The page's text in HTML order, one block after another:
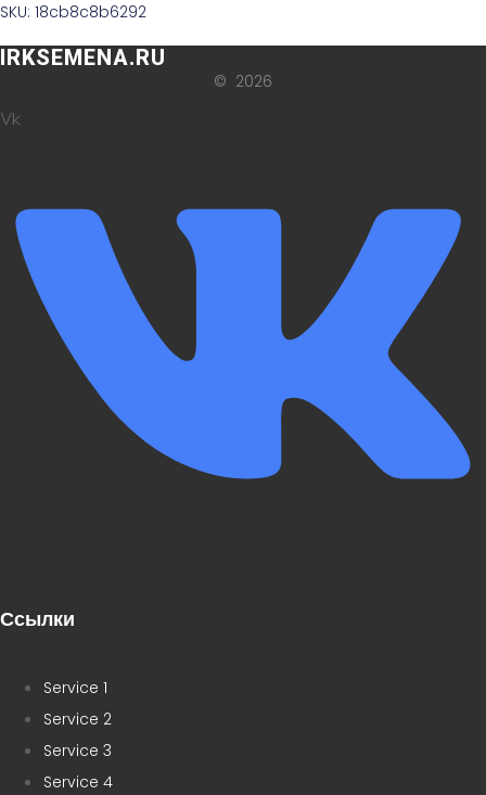
SKU: 18cb8c8b6292
IRKSEMENA.RU
© 2026
Vk
Ссылки
Service 1
Service 2
Service 3
Service 4